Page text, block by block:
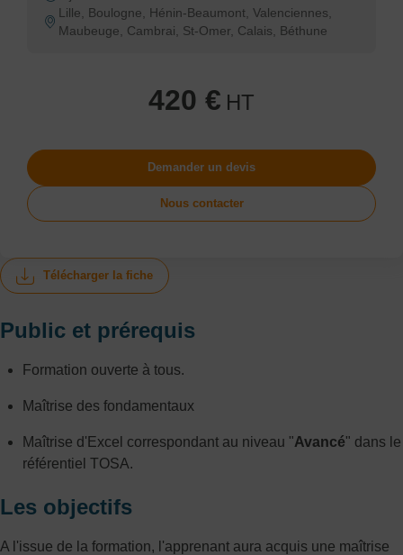
Télécharger la fiche
Public et prérequis
Formation ouverte à tous.
Maîtrise des fondamentaux
Maîtrise d'Excel correspondant au niveau "Avancé" dans le
référentiel TOSA.
Les objectifs
A l'issue de la formation, l'apprenant aura acquis une maîtrise
Lille, Boulogne, Hénin-Beaumont, Valenciennes,
Maubeuge, Cambrai, St-Omer, Calais, Béthune
420 € HT
Demander un devis
Nous contacter